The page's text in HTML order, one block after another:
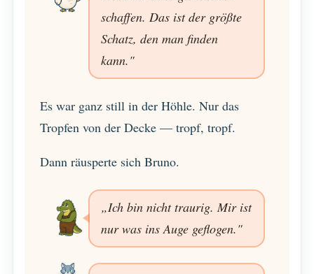
schaffen. Das ist der größte
Schatz, den man finden
kann."
Es war ganz still in der Höhle. Nur das
Tropfen von der Decke — tropf, tropf.
Dann räusperte sich Bruno.
„Ich bin nicht traurig. Mir ist
nur was ins Auge geflogen."